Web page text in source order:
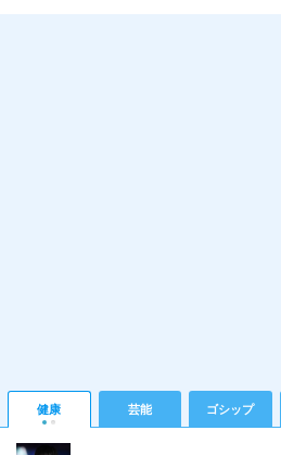
健康 芸能 ゴシップ